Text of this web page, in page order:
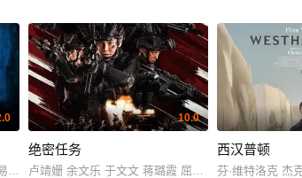
丝·帕克 安迪·瑟金斯 凯尔塞·格拉玛 安格斯·卡斯提·道
10.0
绝密任务
卢靖姗 余文乐 于文文 蒋璐霞 屈菁菁 张溯哲 朱烁燃
西汉普顿
芬·维特洛克 杰